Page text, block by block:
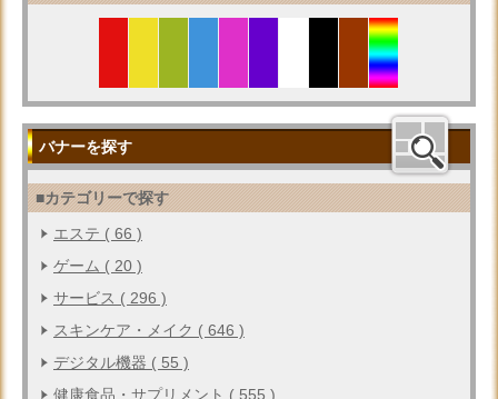
バナーを探す
■カテゴリーで探す
エステ ( 66 )
ゲーム ( 20 )
サービス ( 296 )
スキンケア・メイク ( 646 )
デジタル機器 ( 55 )
健康食品・サプリメント ( 555 )